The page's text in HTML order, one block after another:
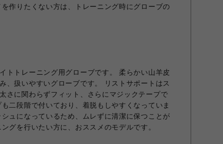
作りたくない方は、トレーニング時にグローブの
トトレーニング用グローブです。 柔らかい山羊皮
、扱いやすいグローブです。 リストサポートはス
さに関わらずフィット、さらにマジックテープで
二段階で付いており、着脱もしやすくなっていま
ュになっているため、ムレずに清潔に保つことが
グを行いたい方に、おススメのモデルです。